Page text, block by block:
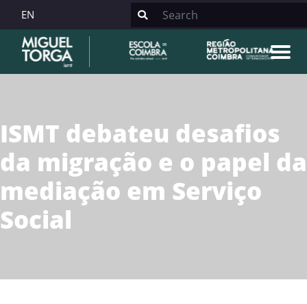
EN
ISMT debateu desafios
da migração e o papel da
mediação em Serviço
Social